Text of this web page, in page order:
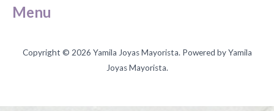
Menu
Copyright © 2026 Yamila Joyas Mayorista. Powered by Yamila
Joyas Mayorista.